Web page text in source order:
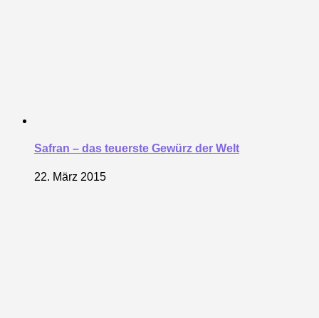
Safran – das teuerste Gewürz der Welt
22. März 2015